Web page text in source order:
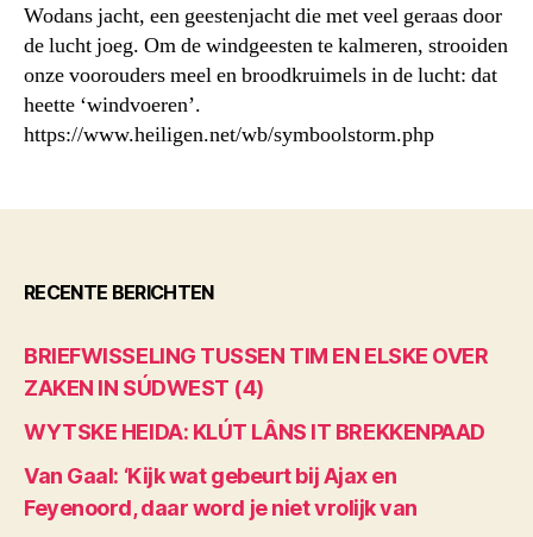
Wodans jacht, een geestenjacht die met veel geraas door
de lucht joeg. Om de windgeesten te kalmeren, strooiden
onze voorouders meel en broodkruimels in de lucht: dat
heette ‘windvoeren’.
https://www.heiligen.net/wb/symboolstorm.php
RECENTE BERICHTEN
BRIEFWISSELING TUSSEN TIM EN ELSKE OVER
ZAKEN IN SÚDWEST (4)
WYTSKE HEIDA: KLÚT LÂNS IT BREKKENPAAD
Van Gaal: ‘Kijk wat gebeurt bij Ajax en
Feyenoord, daar word je niet vrolijk van